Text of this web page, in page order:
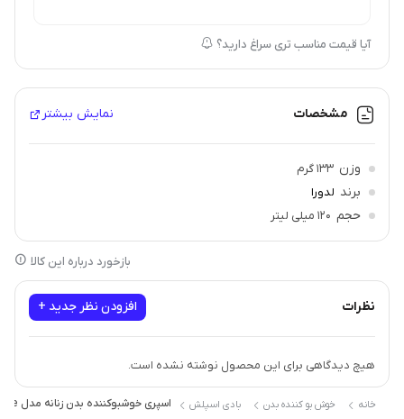
آیا قیمت مناسب تری سراغ دارید؟
مشخصات نمایش بیشتر
وزن 133 گرم
برند لدورا
حجم 120 میلی لیتر
مناسب برای بانوان
بازخورد درباره این کالا
نظرات افزودن نظر جدید +
هیچ دیدگاهی برای این محصول نوشته نشده است.
خانه خوش بو کننده بدن بادی اسپلش اسپری خوشبوکننده بدن زنانه مدل Attitude لدورا فرگرنس 120 میلی لیتر